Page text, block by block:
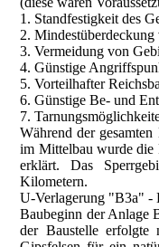
1. Standfestigkeit des
2.
3. Vermeidung von
4. Günstige
5. Vorteilhafter
6. Günstige Be- und
7.
Während der
im Mittelbau wurde die
erklärt. Das
Kilometern.
U-Verlagerung "B3a" -
Baubeginn der Anlage
der Baustelle erfolgte